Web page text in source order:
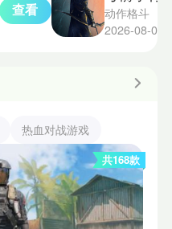
查看
动作格斗
2026-08-07
热血对战游戏
共168款